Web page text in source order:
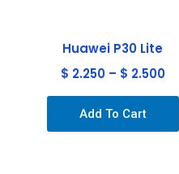
Huawei P30 Lite
$ 2.250– $ 2.500
Add To Cart